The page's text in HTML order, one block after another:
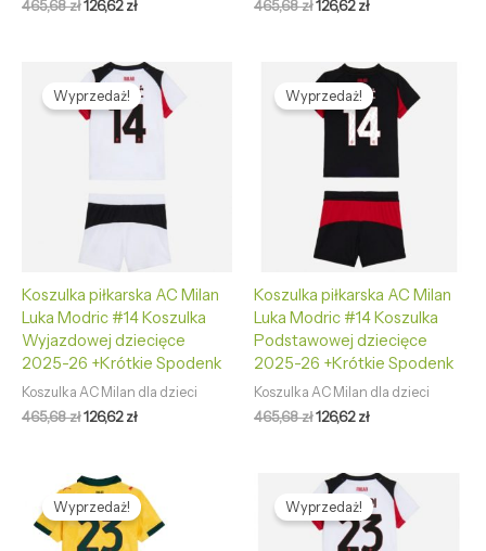
465,68zł126,62zł 465,68zł126,62zł
Wyprzedaż!
Koszulka piłkarska AC Milan
Luka Modric #14 Koszulka
Wyjazdowej dziecięce
2025-26 +Krótkie Spodenk
Koszulka AC Milan dla dzieci
465,68zł
Pierwotna
cena
wynosiła:
465,68 zł.
126,62zł
Aktualna
cena
wynosi:
126,62 zł.
Wyprzedaż!
Koszulka piłkarska AC Milan
Luka Modric #14 Koszulka
Podstawowej dziecięce
2025-26 +Krótkie Spodenk
Koszulka AC Milan dla dzieci
465,68zł
Pierwotna
cena
wynosiła:
465,68 zł.
126,62zł
Aktualna
cena
wynosi:
126,62 zł.
Wyprzedaż!
Pierwotna
cena
wynosiła:
465,68 zł.
cena
wynosi:
126,62 zł.
Wyprzedaż!
Pierwotna
cena
wynosiła:
465,68 zł.
Aktualna
cena
wynosi:
126,62 zł.